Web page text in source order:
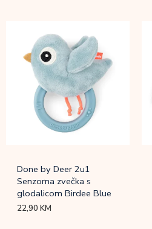
Done by Deer 2u1
Senzorna zvečka s
glodalicom Birdee Blue
22,90KM